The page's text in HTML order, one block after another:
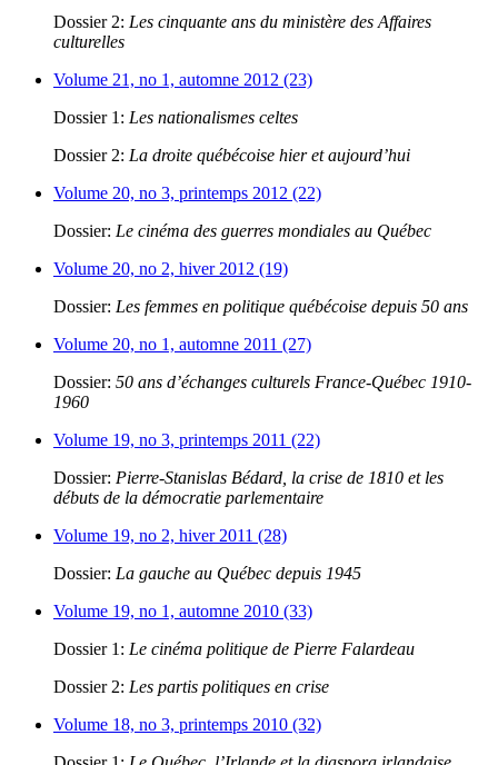
Dossier 2: Les cinquante ans du ministère des Affaires
culturelles
Volume 21, no 1, automne 2012 (23)
Dossier 1: Les nationalismes celtes
Dossier 2: La droite québécoise hier et aujourd’hui
Volume 20, no 3, printemps 2012 (22)
Dossier: Le cinéma des guerres mondiales au Québec
Volume 20, no 2, hiver 2012 (19)
Dossier: Les femmes en politique québécoise depuis 50 ans
Volume 20, no 1, automne 2011 (27)
Dossier: 50 ans d’échanges culturels France-Québec 1910-
1960
Volume 19, no 3, printemps 2011 (22)
Dossier: Pierre-Stanislas Bédard, la crise de 1810 et les
débuts de la démocratie parlementaire
Volume 19, no 2, hiver 2011 (28)
Dossier: La gauche au Québec depuis 1945
Volume 19, no 1, automne 2010 (33)
Dossier 1: Le cinéma politique de Pierre Falardeau
Dossier 2: Les partis politiques en crise
Volume 18, no 3, printemps 2010 (32)